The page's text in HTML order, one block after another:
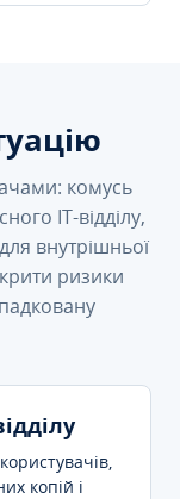
комусь
IT-відділу,
внутрішньої
ризики
копій і